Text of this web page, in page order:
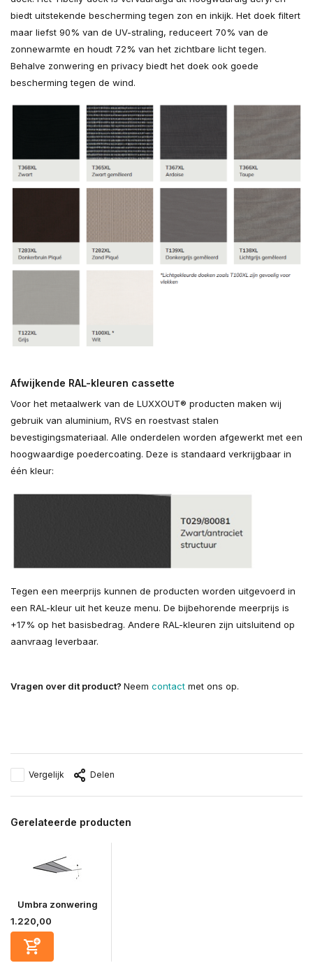
biedt uitstekende bescherming tegen zon en inkijk. Het doek filtert
maar liefst 90% van de UV-straling, reduceert 70% van de
zonnewarmte en houdt 72% van het zichtbare licht tegen.
Behalve zonwering en privacy biedt het doek ook goede
bescherming tegen de wind.
Afwijkende RAL-kleuren cassette
Voor het metaalwerk van de LUXXOUT® producten maken wij
gebruik van aluminium, RVS en roestvast stalen
bevestigingsmateriaal. Alle onderdelen worden afgewerkt met een
hoogwaardige poedercoating. Deze is standaard verkrijgbaar in
één kleur:
Tegen een meerprijs kunnen de producten worden uitgevoerd in
een RAL-kleur uit het keuze menu. De bijbehorende meerprijs is
+17% op het basisbedrag. Andere RAL-kleuren zijn uitsluitend op
aanvraag leverbaar.
Vragen over dit product? Neem contact met ons op.
Vergelijk Delen
Gerelateerde producten
Umbra zonwering
1.220,00